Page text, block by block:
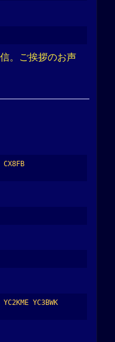
。ご挨拶のお声
CX8FB
YC3BWK